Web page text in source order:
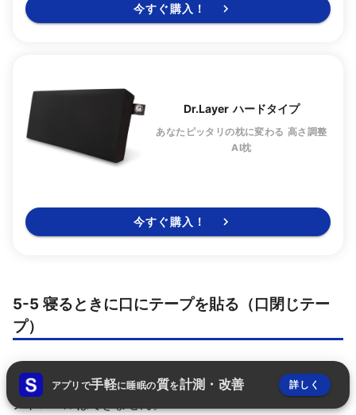
今すぐ購入！
Dr.Layer ハードタイプ
あなたピッタリの枕に変わる 高さ調整
AI枕
今すぐ購入！
5-5 寝るときに口にテープを貼る（口閉じテー
プ）
日常的に鼻呼吸を意識していても、睡眠中では意識的なコ
ントロールはできません。
アプリで手軽に睡眠の質を計測・改善 詳しく